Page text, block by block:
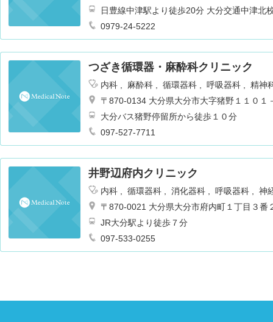
日豊線中津駅より徒歩20分 大分交通中津北
0979-24-5222
つざき循環器・麻酔科クリニック
内科 麻酔科 循環器科 呼吸器科
精神
テーション
救急科 呼吸器内科
〒870-0134 大分県大分市大字猪野１１０１
大分バス猪野停留所から徒歩１０分
097-527-7711
井野辺府内クリニック
内科 循環器科 消化器科 呼吸器科
神
呼吸器内科
〒870-0021 大分県大分市府内町１丁目３番
JR大分駅より徒歩７分
097-533-0255